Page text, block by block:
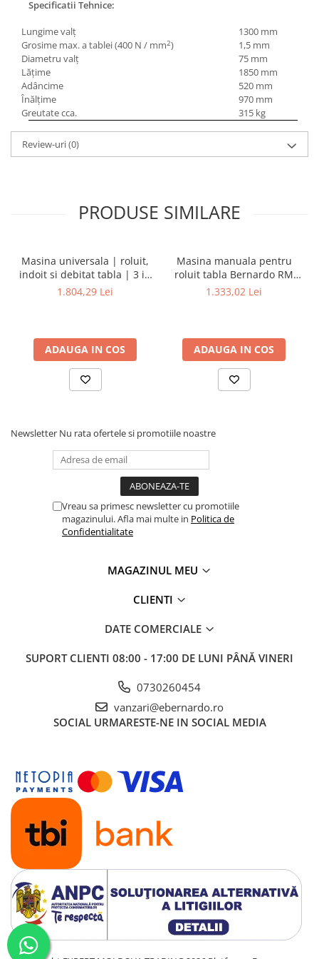
Masini electrice de filetat
Masini de gaurit cu talpa
magnetica
Instalatii de spalare a pieselor
Lame de ferastrau cu varf din
carbura
Lame de ferăstrău cu acoperire
TiN
Panze de taiere cu banda verticala
Panze de taiere metal pentru
ferastraie
Roti de lustruit
Standuri pentru strunguri metal
Unelte striere
Specificatii Tehnice:
Lungime valţ
1300 mm
Grosime max. a tablei (400 N / mm2)
1,5 mm
Diametru valţ
75 mm
Lăţime
1850 mm
Adâncime
520 mm
Înălţime
970 mm
Greutate cca.
315 kg
Review-uri(0)
PRODUSE SIMILARE
Masina universala | roluit,
indoit si debitat tabla | 3 in
1 - 200
1.804,29 Lei
ADAUGA IN COS
Masina manuala pentru
roluit tabla Bernardo RM
305
1.333,02 Lei
ADAUGA IN COS
Newsletter Nu rata ofertele si promotiile noastre
Vreau sa primesc newsletter cu promotiile
magazinului. Afla mai multe in Politica de
Confidentialitate
MAGAZINUL MEU
CLIENTI
DATE COMERCIALE
SUPORT CLIENTI 08:00 - 17:00 DE LUNI PÂNĂ VINERI
0730260454
vanzari@ebernardo.ro
SOCIAL URMARESTE-NE IN SOCIAL MEDIA